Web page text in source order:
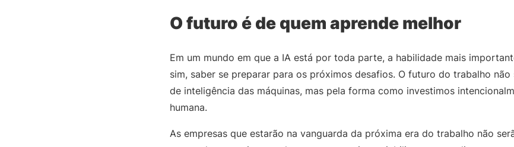
O futuro é de quem aprende melhor
Em um mundo em que a IA está por toda parte, a habilidade mais
sim, saber se preparar para os próximos desafios. O futuro do trabalho
de inteligência das máquinas, mas pela forma como investimos
humana.
As empresas que estarão na vanguarda da próxima era do trabalho não